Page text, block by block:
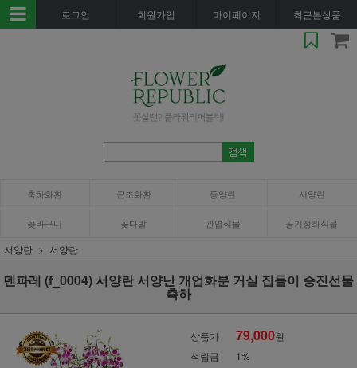
로그인 회원가입 마이페이지 최근본상품
축하화환 근조화환 동양란 서양란
꽃바구니 꽃다발 관엽식물 공기정화식물
서양란 서양란
덴파레 (f_0004) 서양란 서양난 개업화분 거실 집들이 승진선물
축하
상품가 79,000원
적립금
1%